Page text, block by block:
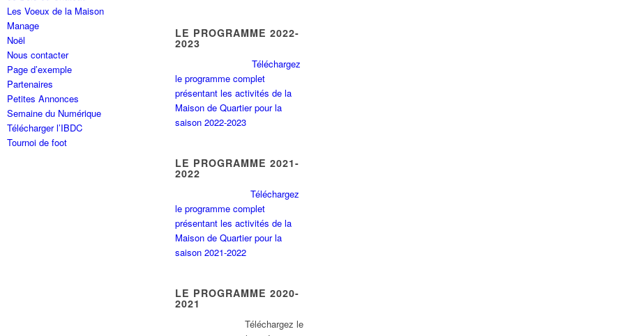
Les Voeux de la Maison
Manage
Noël
Nous contacter
Page d’exemple
Partenaires
Petites Annonces
Semaine du Numérique
Télécharger l’IBDC
Tournoi de foot
LE PROGRAMME 2022-
2023
Téléchargez
le programme complet
présentant les activités de la
Maison de Quartier pour la
saison 2022-2023
LE PROGRAMME 2021-
2022
Téléchargez
le programme complet
présentant les activités de la
Maison de Quartier pour la
saison 2021-2022
LE PROGRAMME 2020-
2021
Téléchargez le